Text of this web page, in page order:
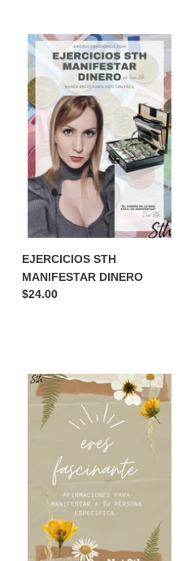
EJERCICIOS
STH
MANIFESTAR
DINERO
EJERCICIOS STH
MANIFESTAR DINERO
Precio
$24.00
Afirmaciones
Manifestar
Persona
Específica